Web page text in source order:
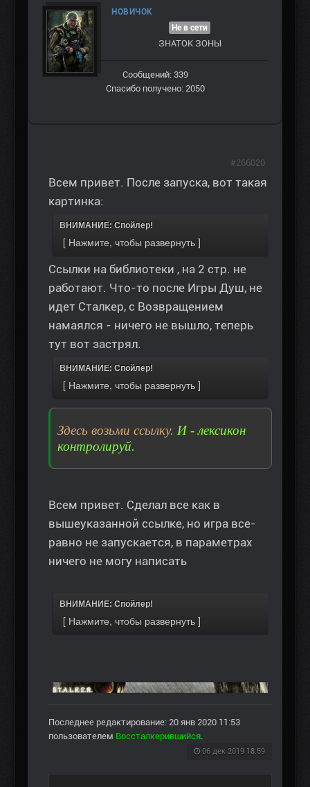
НОВИЧОК
Не в сети
ЗНАТОК ЗОНЫ
Сообщений: 339
Спасибо получено: 2050
Всем привет. После запуска, вот такая
картинка:
ВНИМАНИЕ: Спойлер!
Ссылки на библиотеки , на 2 стр. не
работают. Что-то после Игры Душ, не
идет Сталкер, с Возвращением
намаялся - ничего не вышло, теперь
тут вот застрял.
ВНИМАНИЕ: Спойлер!
Здесь возьми ссылку. И - лексикон
контролируй.
Всем привет. Сделал все как в
вышеуказанной ссылке, но игра все-
равно не запускается, в параметрах
ничего не могу написать
ВНИМАНИЕ: Спойлер!
Последнее редактирование: 20 янв 2020 11:53
пользователем Воссталкерившийся
06 дек 2019 18:59
#266020